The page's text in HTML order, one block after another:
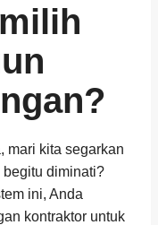
mari kita segarkan
diminati?
ini, Anda
kontraktor untuk